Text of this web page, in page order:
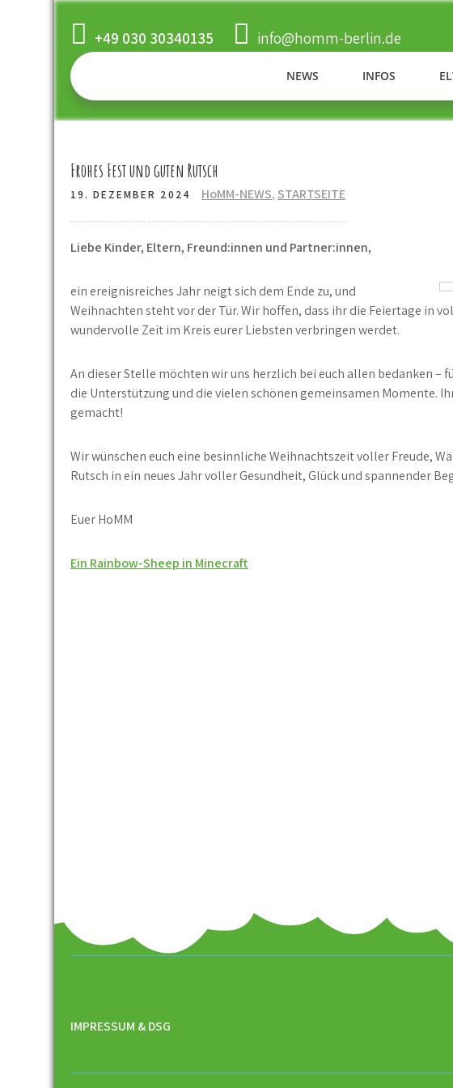
+49 030 30340135 info@homm-berlin.de
NEWS INFOS
Frohes Fest und guten Rutsch
19. DEZEMBER 2024 HoMM-NEWS, STARTSEITE
Liebe Kinder, Eltern, Freund:innen und Partner:innen,
ein ereignisreiches Jahr neigt sich dem Ende zu, und
Weihnachten steht vor der Tür. Wir hoffen, dass ihr die Feiertage in
wundervolle Zeit im Kreis eurer Liebsten verbringen werdet.
An dieser Stelle möchten wir uns herzlich bei euch allen bedanken –
die Unterstützung und die vielen schönen gemeinsamen Momente.
gemacht!
Wir wünschen euch eine besinnliche Weihnachtszeit voller Freude,
Rutsch in ein neues Jahr voller Gesundheit, Glück und spannender
Euer HoMM
Beitragsnavigation
Ein Rainbow-Sheep in Minecraft
IMPRESSUM & DSG